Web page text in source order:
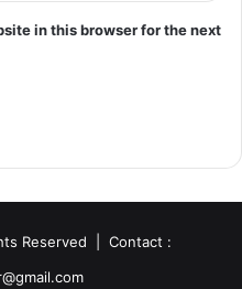
in this browser for the next
Reserved | Contact :